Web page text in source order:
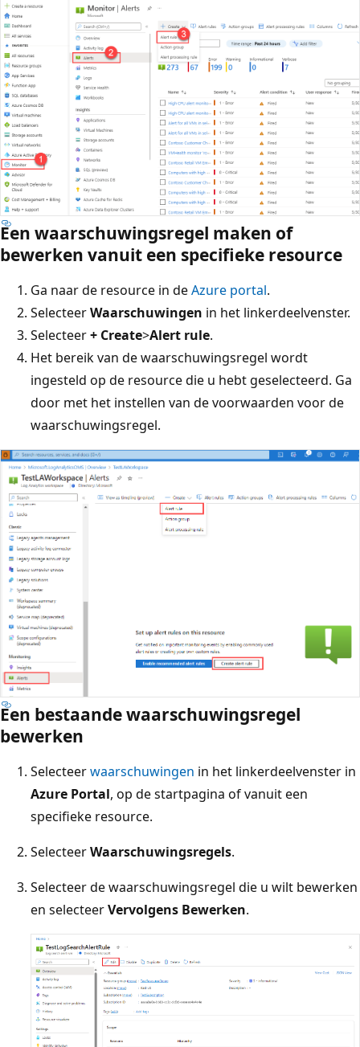
Een waarschuwingsregel maken of
bewerken vanuit een specifieke resource
Ga naar de resource in deAzure portal.
SelecteerWaarschuwingen in het linkerdeelvenster.
Selecteer+ Create>Alert rule.
Het bereik van de waarschuwingsregel wordt
ingesteld op de resource die u hebt geselecteerd. Ga
door met het instellen van de voorwaarden voor de
waarschuwingsregel.
Een bestaande waarschuwingsregel
bewerken
Selecteerwaarschuwingen in het linkerdeelvenster in
Azure Portal, op de startpagina of vanuit een
specifieke resource.
SelecteerWaarschuwingsregels.
Selecteer de waarschuwingsregel die u wilt bewerken
en selecteerVervolgens Bewerken.